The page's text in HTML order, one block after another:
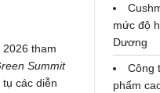
2026 tham
Summit
các diễn
mức độ
Dương
Công
phẩm